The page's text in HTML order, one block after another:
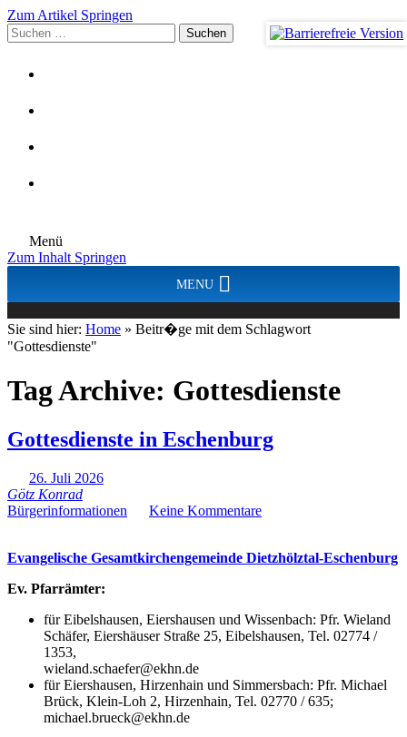
Zum Artikel Springen
Suchen
nach:
Menü
Zum Inhalt Springen
MENU
Sie sind hier: Home » Beitr�ge mit dem Schlagwort
"Gottesdienste"
Tag Archive: Gottesdienste
Gottesdienste in Eschenburg
26. Juli 2026
Götz Konrad
Bürgerinformationen
Keine Kommentare
Evangelische Gesamtkirchengemeinde Dietzhölztal-Eschenburg
Ev. Pfarrämter:
für Eibelshausen, Eiershausen und Wissenbach: Pfr. Wieland
Schäfer, Eiershäuser Straße 25, Eibelshausen, Tel. 02774 /
1353,
wieland.schaefer@ekhn.de
für Eiershausen, Hirzenhain und Simmersbach: Pfr. Michael
Brück, Klein-Loh 2, Hirzenhain, Tel. 02770 / 635;
michael.brueck@ekhn.de